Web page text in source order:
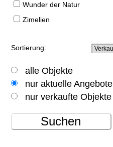
Wunder der Natur
Zimelien
Sortierung:
alle Objekte
nur aktuelle Angebote
nur verkaufte Objekte
Suchen